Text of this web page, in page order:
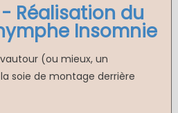
Réalisation du
Insomnie
(ou mieux, un
soie de montage derrière